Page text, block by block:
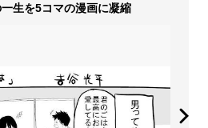
生を5コマの漫画に凝縮